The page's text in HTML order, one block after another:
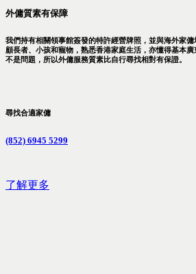
外傭質素有保障
我們持有相關領事館簽發的特許經營牌照，並與海外家
顧長者、小孩和寵物，熟悉香港家庭生活，亦懂得基本
不是問題，所以外傭服務質素比自行尋找相對有保證。
尋找合適家傭
(852) 6945 5299
了解更多